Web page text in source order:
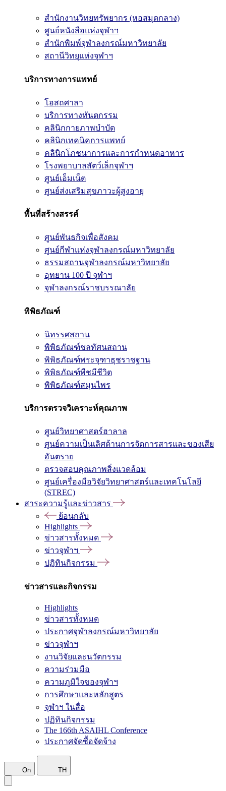
สำนักงานวิทยทรัพยากร (หอสมุดกลาง)
ศูนย์หนังสือแห่งจุฬาฯ
สำนักพิมพ์จุฬาลงกรณ์มหาวิทยาลัย
สถานีวิทยุแห่งจุฬาฯ
บริการทางการแพทย์
โอสถศาลา
บริการทางทันตกรรม
คลินิกกายภาพบำบัด
คลินิกเทคนิคการแพทย์
คลินิกโภชนาการและการกำหนดอาหาร
โรงพยาบาลสัตว์เล็กจุฬาฯ
ศูนย์เอ็มเน็ต
ศูนย์ส่งเสริมสุขภาวะผู้สูงอายุ
พื้นที่สร้างสรรค์
ศูนย์พันธกิจเพื่อสังคม
ศูนย์กีฬาแห่งจุฬาลงกรณ์มหาวิทยาลัย
ธรรมสถานจุฬาลงกรณ์มหาวิทยาลัย
อุทยาน 100 ปี จุฬาฯ
จุฬาลงกรณ์ราชบรรณาลัย
พิพิธภัณฑ์
นิทรรศสถาน
พิพิธภัณฑ์ชลทัศนสถาน
พิพิธภัณฑ์พระจุฑาธุชราชฐาน
พิพิธภัณฑ์พืชมีชีวิต
พิพิธภัณฑ์สมุนไพร
บริการตรวจวิเคราะห์คุณภาพ
ศูนย์วิทยาศาสตร์ฮาลาล
ศูนย์ความเป็นเลิศด้านการจัดการสารและของเสีย
อันตราย
ตรวจสอบคุณภาพสิ่งแวดล้อม
ศูนย์เครื่องมือวิจัยวิทยาศาสตร์และเทคโนโลยี
(STREC)
สาระความรู้และข่าวสาร
ย้อนกลับ
Highlights
ข่าวสารทั้งหมด
ข่าวจุฬาฯ
ปฏิทินกิจกรรม
ข่าวสารและกิจกรรม
Highlights
ข่าวสารทั้งหมด
ประกาศจุฬาลงกรณ์มหาวิทยาลัย
ข่าวจุฬาฯ
งานวิจัยและนวัตกรรม
ความร่วมมือ
ความภูมิใจของจุฬาฯ
การศึกษาและหลักสูตร
จุฬาฯ ในสื่อ
ปฏิทินกิจกรรม
The 166th ASAIHL Conference
ประกาศจัดซื้อจัดจ้าง
On TH